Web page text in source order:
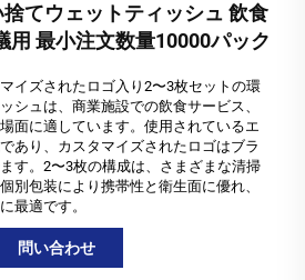
てウェットティッシュ 飲食
用 最小注文数量10000パック
イズされたロゴ入り2〜3枚セットの環
シュは、商業施設での飲食サービス、
面に適しています。使用されているエ
あり、カスタマイズされたロゴはブラ
す。2〜3枚の構成は、さまざまな清掃
別包装により携帯性と衛生面に優れ、
最適です。
問い合わせ